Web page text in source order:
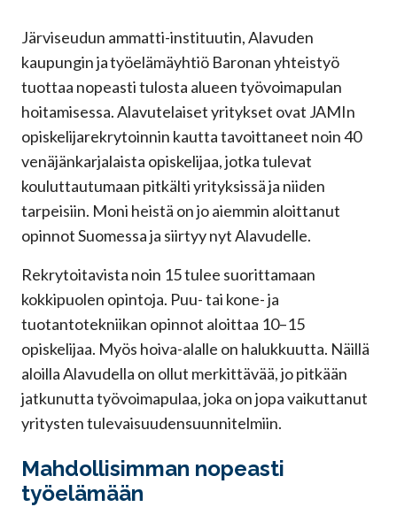
Järviseudun ammatti-instituutin, Alavuden
kaupungin ja työelämäyhtiö Baronan yhteistyö
tuottaa nopeasti tulosta alueen työvoimapulan
hoitamisessa. Alavutelaiset yritykset ovat JAMIn
opiskelijarekrytoinnin kautta tavoittaneet noin 40
venäjänkarjalaista opiskelijaa, jotka tulevat
kouluttautumaan pitkälti yrityksissä ja niiden
tarpeisiin. Moni heistä on jo aiemmin aloittanut
opinnot Suomessa ja siirtyy nyt Alavudelle.
Rekrytoitavista noin 15 tulee suorittamaan
kokkipuolen opintoja. Puu- tai kone- ja
tuotantotekniikan opinnot aloittaa 10–15
opiskelijaa. Myös hoiva-alalle on halukkuutta. Näillä
aloilla Alavudella on ollut merkittävää, jo pitkään
jatkunutta työvoimapulaa, joka on jopa vaikuttanut
yritysten tulevaisuudensuunnitelmiin.
Mahdollisimman nopeasti
työelämään